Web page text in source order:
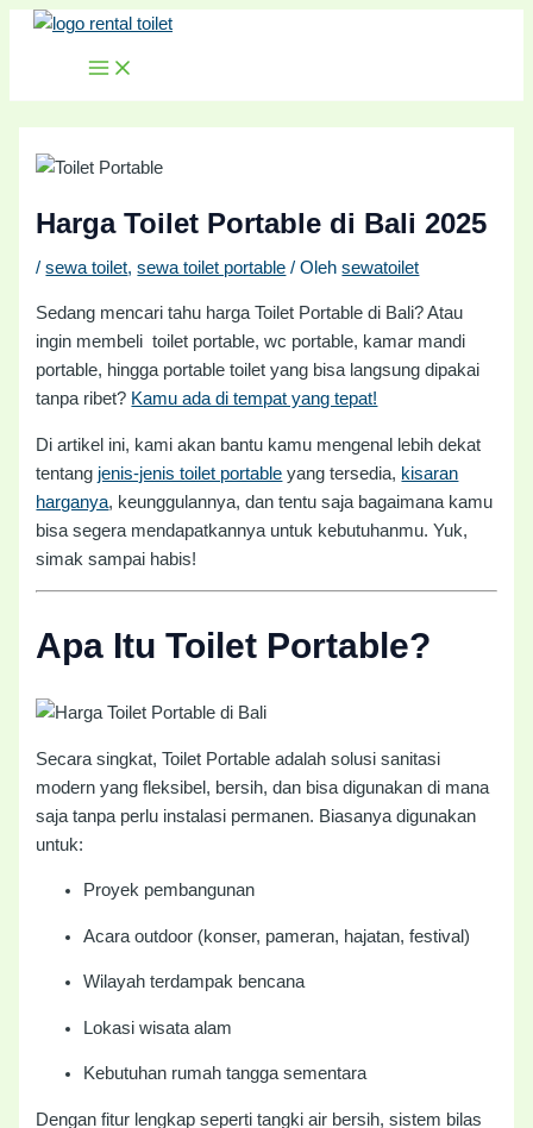
Lewati
MAIN
MENU
Harga Toilet Portable di Bali 2025
/sewa toilet,sewa toilet portable / Olehsewatoilet
Sedang mencari tahu harga Toilet Portable di Bali? Atau
ingin membeli toilet portable, wc portable, kamar mandi
portable, hingga portable toilet yang bisa langsung dipakai
tanpa ribet? Kamu ada di tempat yang tepat!
Di artikel ini, kami akan bantu kamu mengenal lebih dekat
tentang jenis-jenis toilet portable yang tersedia, kisaran
harganya, keunggulannya, dan tentu saja bagaimana kamu
bisa segera mendapatkannya untuk kebutuhanmu. Yuk,
simak sampai habis!
Apa Itu Toilet Portable?
Secara singkat, Toilet Portable adalah solusi sanitasi
modern yang fleksibel, bersih, dan bisa digunakan di mana
saja tanpa perlu instalasi permanen. Biasanya digunakan
untuk:
Proyek pembangunan
Acara outdoor (konser, pameran, hajatan, festival)
Wilayah terdampak bencana
Lokasi wisata alam
Kebutuhan rumah tangga sementara
Dengan fitur lengkap seperti tangki air bersih, sistem bilas
Post